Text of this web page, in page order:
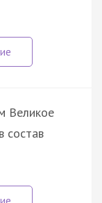
Великое
состав